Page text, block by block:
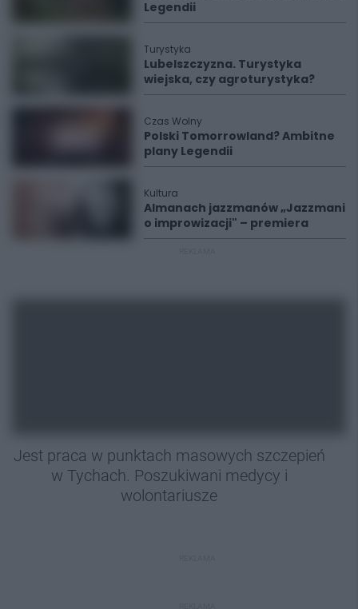
Legendii
Turystyka
Lubelszczyzna. Turystyka
wiejska, czy agroturystyka?
Czas Wolny
Polski Tomorrowland? Ambitne
plany Legendii
Kultura
Almanach jazzmanów „Jazzmani
o improwizacji" – premiera
Jest praca w punktach masowych szczepień
w Tychach. Poszukiwani medycy i
wolontariusze